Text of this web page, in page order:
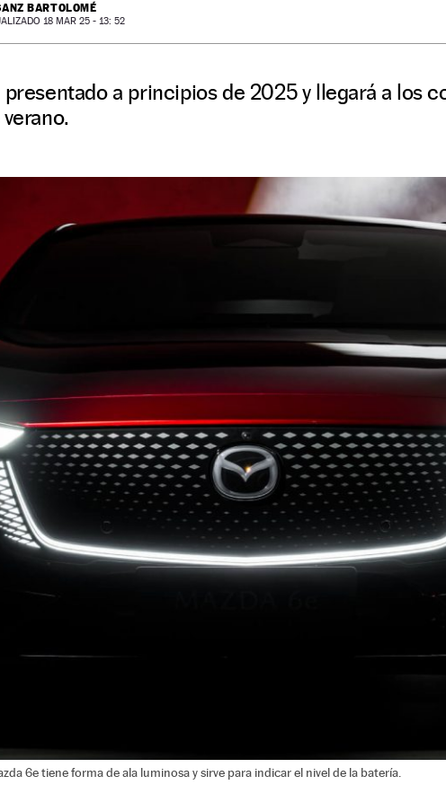
BARTOLOMÉ
18 MAR 25 - 13: 52
presentado a principios de 2025 y llegará a los
6e tiene forma de ala luminosa y sirve para indicar el nivel de la batería.